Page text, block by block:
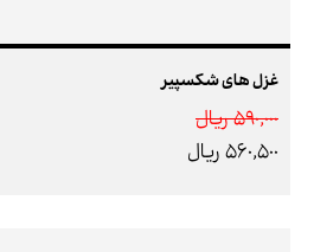
غزل های شکسپیر
590,000 ريال
560,500 ريال